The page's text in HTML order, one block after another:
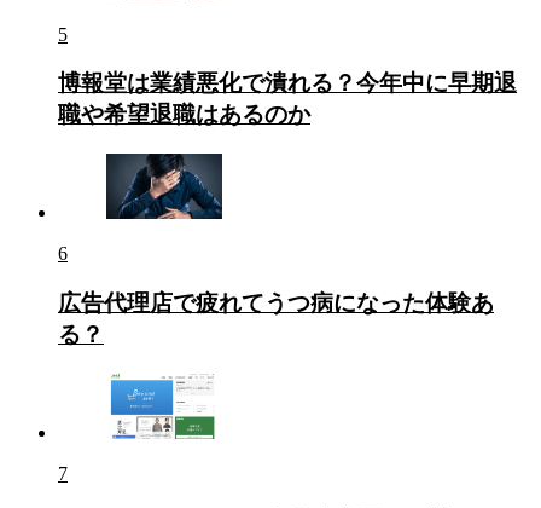
5
博報堂は業績悪化で潰れる？今年中に早期退
職や希望退職はあるのか
6
広告代理店で疲れてうつ病になった体験あ
る？
7